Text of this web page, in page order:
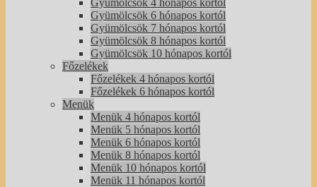
Gyümölcsök 6 hónapos kortól
Gyümölcsök 7 hónapos kortól
Gyümölcsök 8 hónapos kortól
Gyümölcsök 10 hónapos kortól
Főzelékek
Főzelékek 4 hónapos kortól
Főzelékek 6 hónapos kortól
Menük
Menük 4 hónapos kortól
Menük 5 hónapos kortól
Menük 6 hónapos kortól
Menük 8 hónapos kortól
Menük 10 hónapos kortól
Menük 11 hónapos kortól